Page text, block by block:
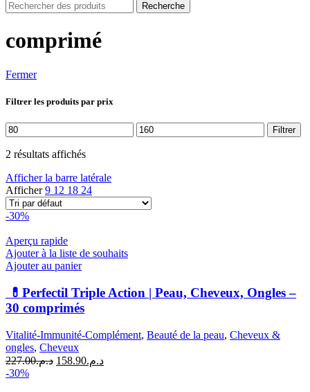
Recherche
comprimé
Fermer
Filtrer les produits par prix
Prix
min
Prix
max
Filtrer
2 résultats affichés
Afficher la barre latérale
Afficher9 12 18 24
-30%
Aperçu rapide
Ajouter à la liste de souhaits
Ajouter au panier
💊Perfectil Triple Action | Peau, Cheveux, Ongles –
30 comprimés
Vitalité-Immunité-Complément, Beauté de la peau, Cheveux &
ongles, Cheveux
د.م.227.00
Le
د.م.158.90
Le
-30%